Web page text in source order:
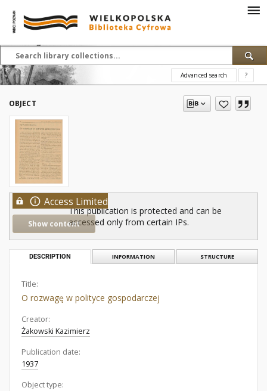
Advanced search ?
OBJECT
Access Limited
Show content
This publication is protected and can be
accessed only from certain IPs.
DESCRIPTION INFORMATION STRUCTURE
Title:
O rozwagę w polityce gospodarczej
Creator:
Żakowski Kazimierz
Publication date:
1937
Object type: